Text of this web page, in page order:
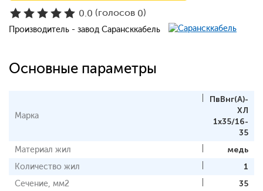
0.0 (голосов 0)
Производитель - завод Сарансккабель
Основные параметры
Марка
ПвВнг(А)-
ХЛ
1х35/16-
35
Материал жил
медь
Количество жил
1
Сечение, мм2
35